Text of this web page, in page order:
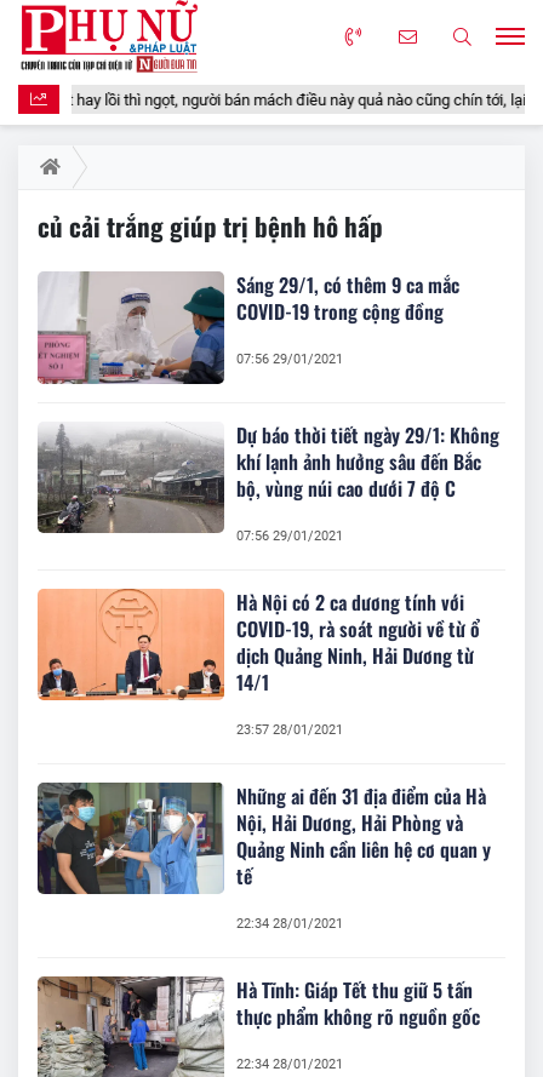
dẹt hay lồi thì ngọt, người bán mách điều này quả nào cũng chín tới, lại
củ cải trắng giúp trị bệnh hô hấp
Sáng 29/1, có thêm 9 ca mắc
COVID-19 trong cộng đồng
07:56 29/01/2021
Dự báo thời tiết ngày 29/1: Không
khí lạnh ảnh hưởng sâu đến Bắc
bộ, vùng núi cao dưới 7 độ C
07:56 29/01/2021
Hà Nội có 2 ca dương tính với
COVID-19, rà soát người về từ ổ
dịch Quảng Ninh, Hải Dương từ
14/1
23:57 28/01/2021
Những ai đến 31 địa điểm của Hà
Nội, Hải Dương, Hải Phòng và
Quảng Ninh cần liên hệ cơ quan y
tế
22:34 28/01/2021
Hà Tĩnh: Giáp Tết thu giữ 5 tấn
thực phẩm không rõ nguồn gốc
22:34 28/01/2021